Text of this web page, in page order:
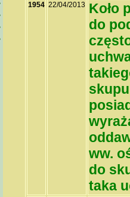
1954 22/04/2013 Koło
do
ww.
do
taka